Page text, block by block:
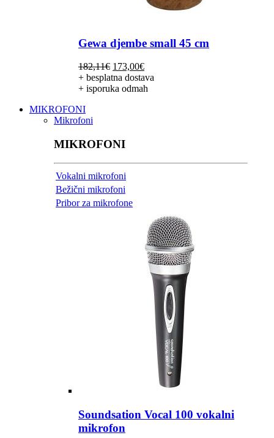
Gewa djembe small 45 cm
182,11€ Izvorna
cijena
bila
173,00€Trenutna
cijena
je:
+ besplatna dostava
+ isporuka odmah
MIKROFONI
Mikrofoni
MIKROFONI
Vokalni mikrofoni
Bežični mikrofoni
Pribor za mikrofone
Soundsation Vocal 100 vokalni
mikrofon